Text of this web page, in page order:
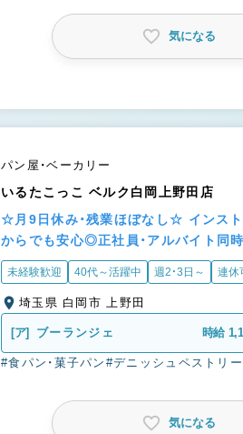
気になる
パン屋・ベーカリー
いるたこっこ ベルク白岡上野田店
☆月9日休み・残業ほぼなし☆ インス
からでも安心◎正社員・アルバイト同
未経験歓迎 40代～活躍中 週2・3日～ 連休
埼玉県 白岡市 上野田
[ア] ブーランジェ 時給
#食パン・菓子パン #デニッシュペストリー
気になる